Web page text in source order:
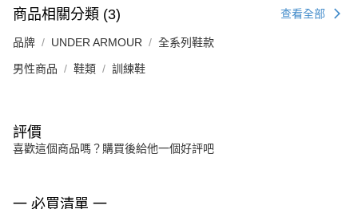
商品相關分類 (3) 查看全部
品牌 UNDER ARMOUR 全系列鞋款
男性商品 鞋類 訓練鞋
評價
喜歡這個商品嗎？購買後給他一個好評吧
一 必買清單 一